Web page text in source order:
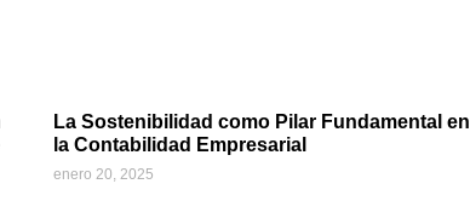
La Sostenibilidad como Pilar Fundamental en
la Contabilidad Empresarial
enero 20, 2025